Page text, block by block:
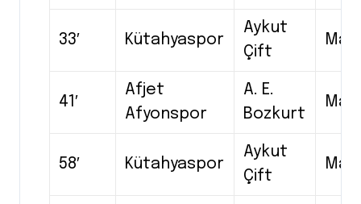
33′ Kütahyaspor
Aykut
Çift
Mål
41′
Afjet
Afyonspor
A. E.
Bozkurt
Mål
58′ Kütahyaspor
Aykut
Çift
Mål